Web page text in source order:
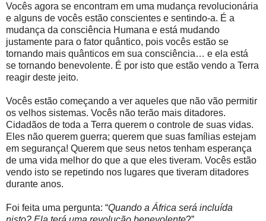
Vocês agora se encontram em uma mudança revolucionária
e alguns de vocês estão conscientes e sentindo-a. É a
mudança da consciência Humana e está mudando
justamente para o fator quântico, pois vocês estão se
tornando mais quânticos em sua consciência… e ela está
se tornando benevolente. É por isto que estão vendo a Terra
reagir deste jeito.
Vocês estão começando a ver aqueles que não vão permitir
os velhos sistemas. Vocês não terão mais ditadores.
Cidadãos de toda a Terra querem o controle de suas vidas.
Eles não querem guerra; querem que suas famílias estejam
em segurança! Querem que seus netos tenham esperança
de uma vida melhor do que a que eles tiveram. Vocês estão
vendo isto se repetindo nos lugares que tiveram ditadores
durante anos.
Foi feita uma pergunta: “Quando a África será incluída